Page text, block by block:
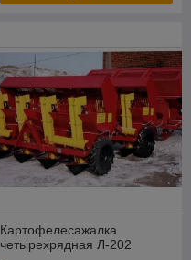
Картофелесажалка
четырехрядная Л-202